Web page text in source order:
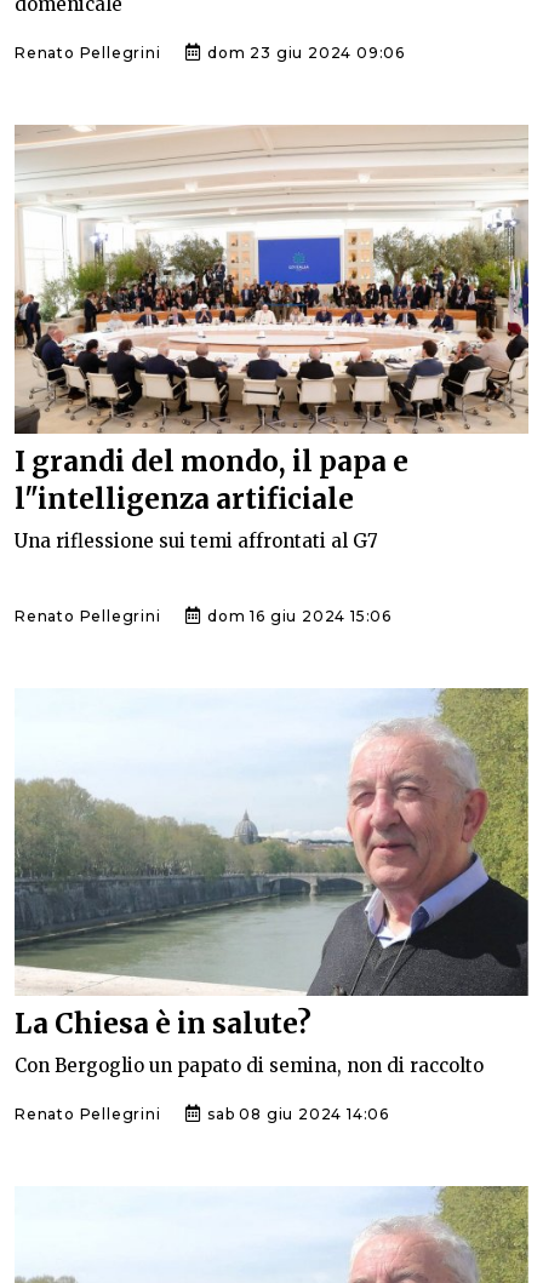
domenicale
Renato Pellegrini dom 23 giu 2024 09:06
I grandi del mondo, il papa e
l"intelligenza artificiale
Una riflessione sui temi affrontati al G7
Renato Pellegrini dom 16 giu 2024 15:06
La Chiesa è in salute?
Con Bergoglio un papato di semina, non di raccolto
Renato Pellegrini sab 08 giu 2024 14:06